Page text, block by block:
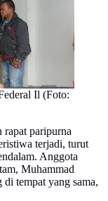
Il (Foto:
paripurna
terjadi, turut
Anggota
Muhammad
tempat yang sama,